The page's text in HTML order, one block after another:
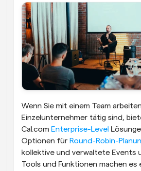
Wenn Sie mit einem Team
Einzelunternehmer tätig sind,
Cal.com Enterprise-Level
Optionen für Round-Robin-
kollektive und verwaltete Events
Tools und Funktionen machen es